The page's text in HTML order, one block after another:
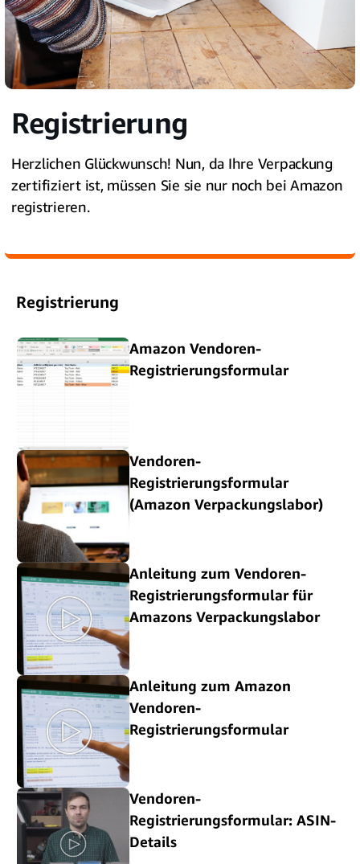
Registrierung
Herzlichen Glückwunsch! Nun, da Ihre Verpackung
zertifiziert ist, müssen Sie sie nur noch bei Amazon
registrieren.
Registrierung
Amazon Vendoren-
Registrierungsformular
Vendoren-
Registrierungsformular
(Amazon Verpackungslabor)
Anleitung zum Vendoren-
Registrierungsformular für
Amazons Verpackungslabor
Anleitung zum Amazon
Vendoren-
Registrierungsformular
Vendoren-
Registrierungsformular: ASIN-
Details